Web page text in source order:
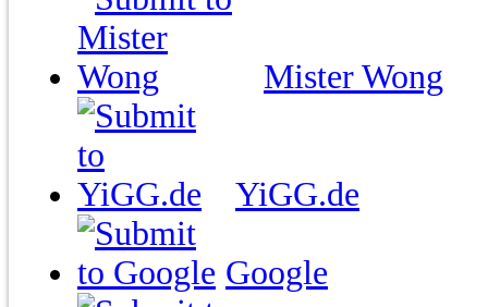
Mister Wong
YiGG.de
Google